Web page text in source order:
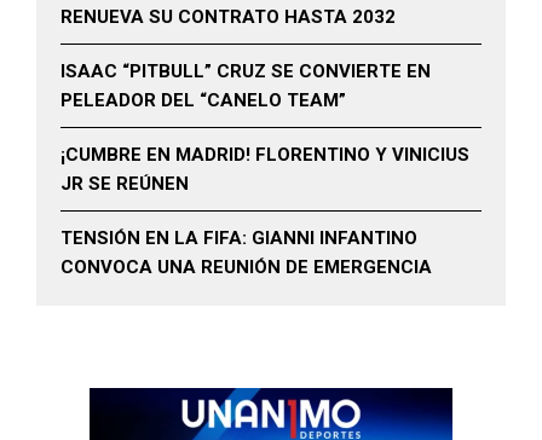
RENUEVA SU CONTRATO HASTA 2032
ISAAC “PITBULL” CRUZ SE CONVIERTE EN
PELEADOR DEL “CANELO TEAM”
¡CUMBRE EN MADRID! FLORENTINO Y VINICIUS
JR SE REÚNEN
TENSIÓN EN LA FIFA: GIANNI INFANTINO
CONVOCA UNA REUNIÓN DE EMERGENCIA